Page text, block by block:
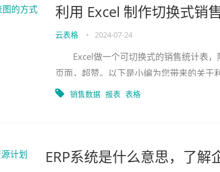
利用 Excel 制作切换式销
云表格 • 2024-07-24
Excel做一个可切换式的销售统计表，
页面，超赞。以下是小编为您带来的关于
望对您有所帮助。 利用Excel制作切换
销售数据 报表 表格
ERP系统是什么意思，了解